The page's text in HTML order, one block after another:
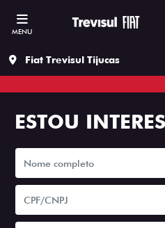
MENU
Fiat Trevisul Tijucas
ESTOU